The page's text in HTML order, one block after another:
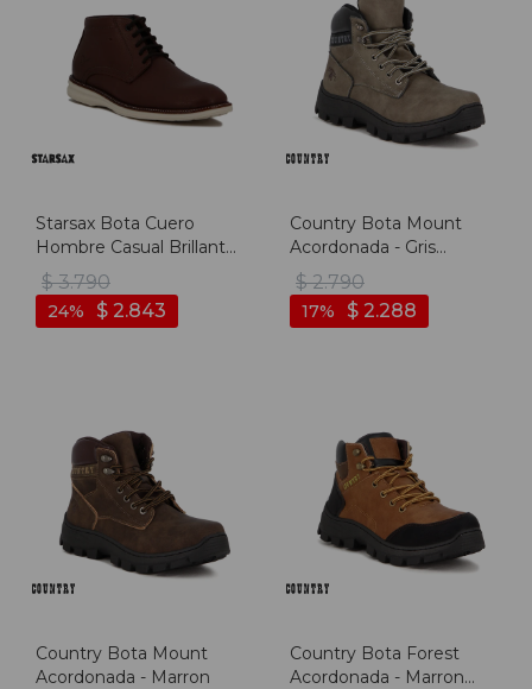
Starsax Bota Cuero
Hombre Casual Brillante
Acordonada - Pinhao -
Pinhao
$ 3.790
$ 2.843
24
Country Bota Mount
Acordonada - Gris
Oscuro
$ 2.790
$ 2.288
17
Country Bota Mount
Acordonada - Marron
Country Bota Forest
Acordonada - Marron